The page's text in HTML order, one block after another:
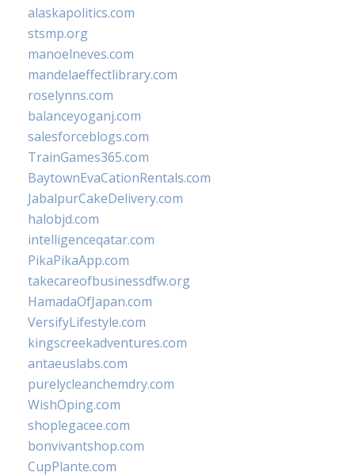
alaskapolitics.com
stsmp.org
manoelneves.com
mandelaeffectlibrary.com
roselynns.com
balanceyoganj.com
salesforceblogs.com
TrainGames365.com
BaytownEvaCationRentals.com
JabalpurCakeDelivery.com
halobjd.com
intelligenceqatar.com
PikaPikaApp.com
takecareofbusinessdfw.org
HamadaOfJapan.com
VersifyLifestyle.com
kingscreekadventures.com
antaeuslabs.com
purelycleanchemdry.com
WishOping.com
shoplegacee.com
bonvivantshop.com
CupPlante.com